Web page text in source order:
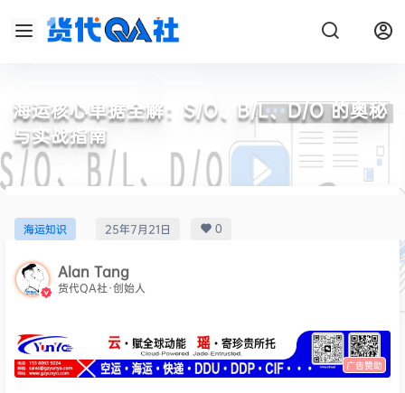
海运核心单据全解：S/O、B/L、D/O 的奥秘
与实战指南
海运知识 25年7月21日 0
Alan Tang
货代QA社·创始人
广告赞助